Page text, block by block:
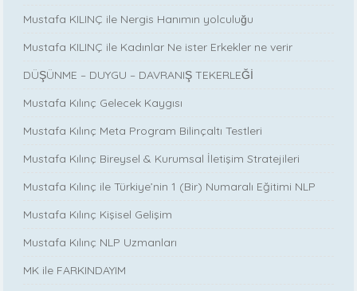
Mustafa KILINÇ ile Nergis Hanımın yolculuğu
Mustafa KILINÇ ile Kadınlar Ne ister Erkekler ne verir
DÜŞÜNME – DUYGU – DAVRANIŞ TEKERLEĞİ
Mustafa Kılınç Gelecek Kaygısı
Mustafa Kılınç Meta Program Bilinçaltı Testleri
Mustafa Kılınç Bireysel & Kurumsal İletişim Stratejileri
Mustafa Kılınç ile Türkiye’nin 1 (Bir) Numaralı Eğitimi NLP
Mustafa Kılınç Kişisel Gelişim
Mustafa Kılınç NLP Uzmanları
MK ile FARKINDAYIM